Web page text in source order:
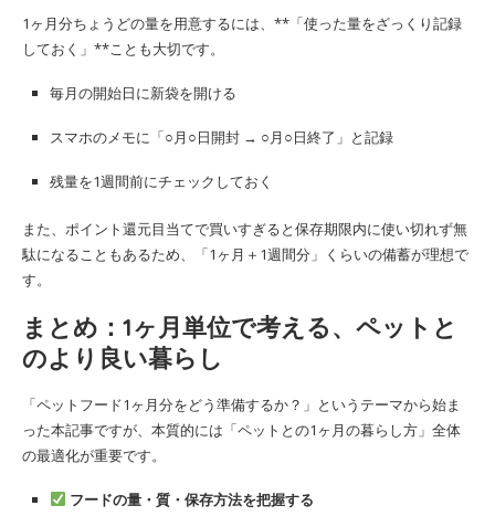
1ヶ月分ちょうどの量を用意するには、**「使った量をざっくり記録
しておく」**ことも大切です。
毎月の開始日に新袋を開ける
スマホのメモに「○月○日開封 → ○月○日終了」と記録
残量を1週間前にチェックしておく
また、ポイント還元目当てで買いすぎると保存期限内に使い切れず無
駄になることもあるため、「1ヶ月＋1週間分」くらいの備蓄が理想で
す。
まとめ：1ヶ月単位で考える、ペットと
のより良い暮らし
「ペットフード1ヶ月分をどう準備するか？」というテーマから始ま
った本記事ですが、本質的には「ペットとの1ヶ月の暮らし方」全体
の最適化が重要です。
フードの量・質・保存方法を把握する